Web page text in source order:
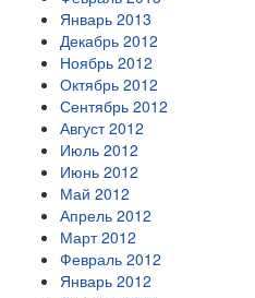
Январь 2013
Декабрь 2012
Ноябрь 2012
Октябрь 2012
Сентябрь 2012
Август 2012
Июль 2012
Июнь 2012
Май 2012
Апрель 2012
Март 2012
Февраль 2012
Январь 2012